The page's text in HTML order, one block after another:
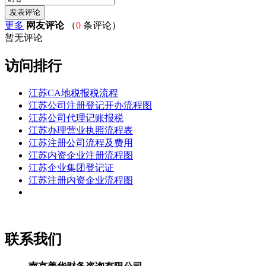
更多 网友评论（0 条评论）
暂无评论
访问排行
江苏CA地税报税流程
江苏公司注册登记开办流程图
江苏公司代理记账报税
江苏办理营业执照流程表
江苏注册公司流程及费用
江苏内资企业注册流程图
江苏企业集团登记证
江苏注册内资企业流程图
联系我们